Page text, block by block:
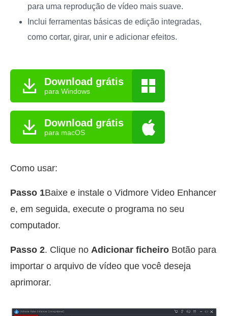
para uma reprodução de vídeo mais suave.
Inclui ferramentas básicas de edição integradas,
como cortar, girar, unir e adicionar efeitos.
Download grátis
para Windows
Download grátis
para macOS
Como usar:
Passo 1Baixe e instale o Vidmore Video Enhancer
e, em seguida, execute o programa no seu
computador.
Passo 2. Clique no Adicionar ficheiro Botão para
importar o arquivo de vídeo que você deseja
aprimorar.